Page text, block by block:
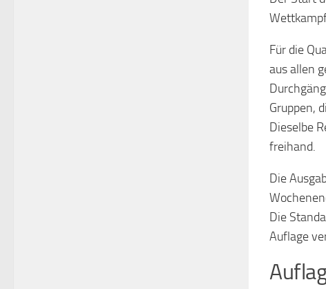
Für die
aus allen
Gruppen,
Dieselbe
freihand.
Die
Die
Auflage